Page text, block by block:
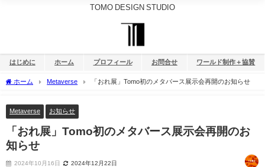
TOMO DESIGN STUDIO
はじめに ホーム プロフィール お問合せ ワールド制作＋協賛
ホーム Metaverse 「おれ展」Tomo初のメタバース展示会再開のお知らせ
Metaverse お知らせ
「おれ展」Tomo初のメタバース展示会再開のお
知らせ
2024年10月16日 2024年12月22日